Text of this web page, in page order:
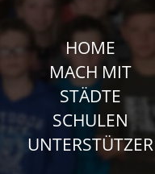
HOME
MACH MIT
STÄDTE
SCHULEN
UNTERSTÜTZER